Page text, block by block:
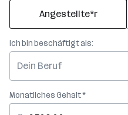
Angestellte*r
Ich bin beschäftigt als:
Monatliches Gehalt *